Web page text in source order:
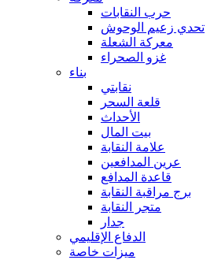
حرب النقابات
تحدي زعيم الوحوش
معركة الشعلة
غزو الصحراء
بناء
نقابتي
قلعة السحر
الأحداث
بيت المال
علامة النقابة
عرين المدافعين
قاعدة المدافع
برج مراقبة النقابة
متجر النقابة
جدار
الدفاع الإقليمي
ميزات خاصة